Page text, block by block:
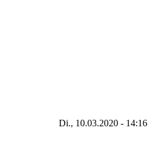
Di., 10.03.2020 - 14:16